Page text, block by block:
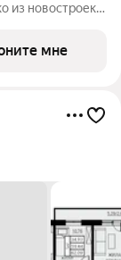
из новостроек.
проверенных
мне